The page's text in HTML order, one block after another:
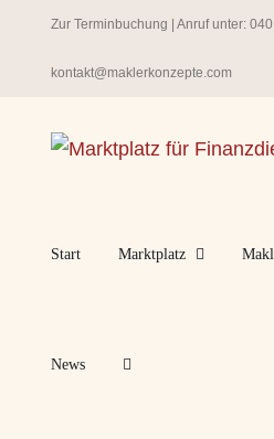
springen
Zur Terminbuchung | Anruf unter:
kontakt@maklerkonzepte.com
Start Marktplatz
News